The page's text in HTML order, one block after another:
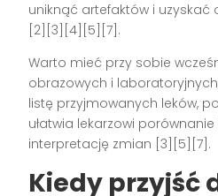
uniknąć artefaktów i uzyskać
[2][3][4][5][7].
Warto mieć przy sobie
obrazowych i
listę przyjmowanych leków,
ułatwia lekarzowi porównanie
interpretację zmian [3][5][7].
Kiedy przyjść